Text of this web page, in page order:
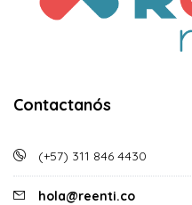
Contactanós
(+57) 311 846 4430
hola@reenti.co